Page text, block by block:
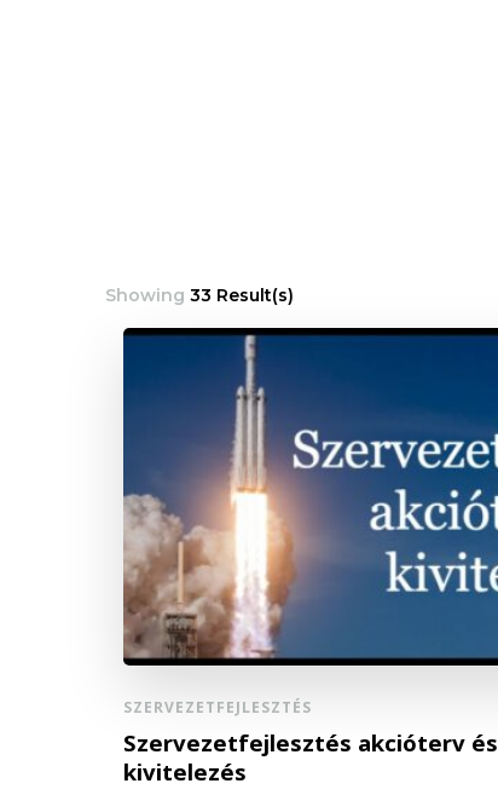
Showing 33 Result(s)
SZERVEZETFEJLESZTÉS
Szervezetfejlesztés akcióterv és
kivitelezés